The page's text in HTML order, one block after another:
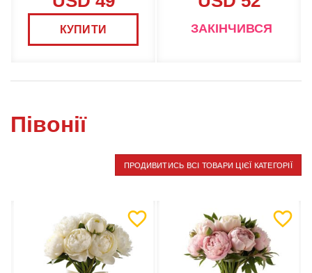
КУПИТИ ЗАКІНЧИВСЯ
Півонії
ПРОДИВИТИСЬ ВСІ ТОВАРИ ЦІЄЇ КАТЕГОРІЇ